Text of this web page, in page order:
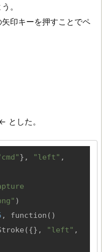
。
印キーを押すことでペ
した。
}, "left"
)
, function ()
({}, "left"